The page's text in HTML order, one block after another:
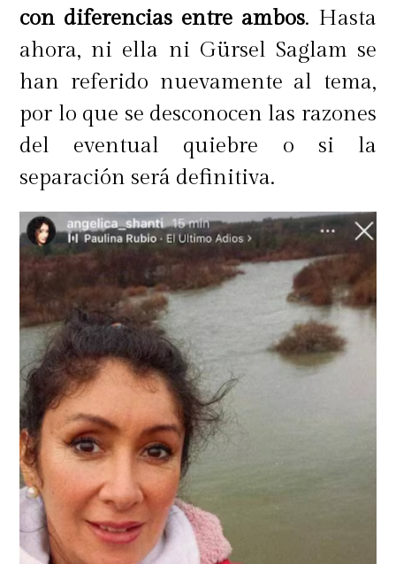
con diferencias entre ambos. Hasta
ahora, ni ella ni Gürsel Saglam se
han referido nuevamente al tema,
por lo que se desconocen las razones
del eventual quiebre o si la
separación será definitiva.